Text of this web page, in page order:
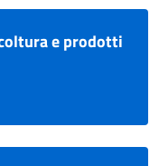
e prodotti